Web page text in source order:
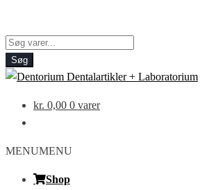
Products
search
Søg
kr. 0,00 0 varer
MENUMENU
Shop